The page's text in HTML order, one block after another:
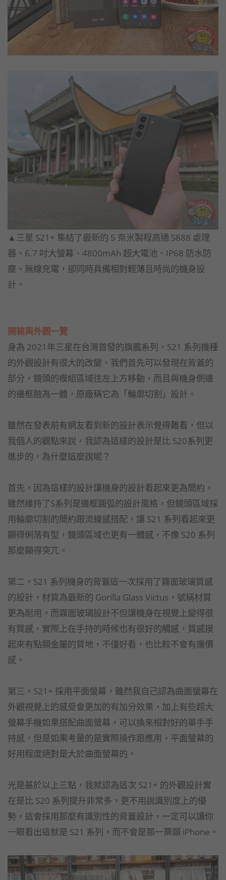
▲三星 S21+ 集結了最新的 5 奈米製程高通 S888 處理
器、6.7 吋大螢幕、4800mAh 超大電池、IP68 防水防
塵、無線充電，卻同時具備相對輕薄且時尚的機身設
計。
開箱與外觀一覽
身為 2021年三星在台灣首發的旗艦系列，S21 系列機種
的外觀設計有很大的改變，我們首先可以發現在背蓋的
部分，鏡頭的模組區域往左上方移動，而且與機身側邊
的邊框融為一體，原廠稱它為「輪廓切割」設計。
雖然在發表前有網友看到新的設計表示覺得難看，但以
我個人的觀點來說，我認為這樣的設計是比 S20系列更
進步的，為什麼這麼說呢？
首先，因為這樣的設計讓機身的設計看起來更為簡約，
雖然維持了S系列是邊框圓弧的設計風格，但鏡頭區域採
用輪廓切割的簡約跟流線感搭配，讓 S21 系列看起來更
顯得俐落有型，鏡頭區域也更有一體感，不像 S20 系列
那麼顯得突兀。
第二，S21 系列機身的背蓋這一次採用了霧面玻璃質感
的設計，材質為最新的 Gorilla Glass Victus，號稱材質
更為耐用。而霧面玻璃設計不但讓機身在視覺上變得很
有質感，實際上在手持的時候也有很好的觸感，質感摸
起來有點類金屬的質地，不僅好看，也比較不會有廉價
感。
第三，S21+ 採用平面螢幕，雖然我自己認為曲面螢幕在
外觀視覺上的感受會更加的有加分效果，加上有些超大
螢幕手機如果搭配曲面螢幕，可以換來相對好的單手手
持感，但是如果考量的是實際操作跟應用，平面螢幕的
好用程度絕對是大於曲面螢幕的。
光是基於以上三點，我就認為這次 S21+ 的外觀設計實
在是比 S20 系列提升非常多，更不用說識別度上的優
勢，這會採用那麼有識別性的背蓋設計，一定可以讓你
一眼看出這就是 S21 系列，而不會是那一票類 iPhone。